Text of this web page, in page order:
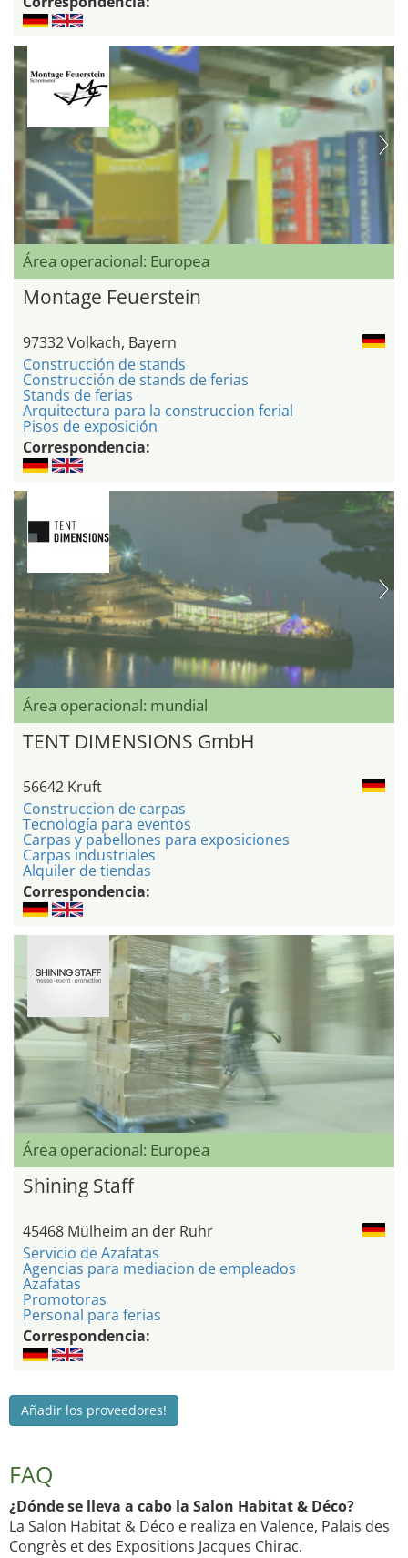
Área operacional: Europea
Montage Feuerstein
97332 Volkach, Bayern
Construcción de stands
Construcción de stands de ferias
Stands de ferias
Arquitectura para la construccion ferial
Pisos de exposición
Correspondencia:
Área operacional: mundial
TENT DIMENSIONS GmbH
56642 Kruft
Construccion de carpas
Tecnología para eventos
Carpas y pabellones para exposiciones
Carpas industriales
Alquiler de tiendas
Correspondencia:
Área operacional: Europea
Shining Staff
45468 Mülheim an der Ruhr
Servicio de Azafatas
Agencias para mediacion de empleados
Azafatas
Promotoras
Personal para ferias
Correspondencia:
Añadir los proveedores!
FAQ
¿Dónde se lleva a cabo la Salon Habitat & Déco?
La Salon Habitat & Déco e realiza en Valence, Palais des
Congrès et des Expositions Jacques Chirac.